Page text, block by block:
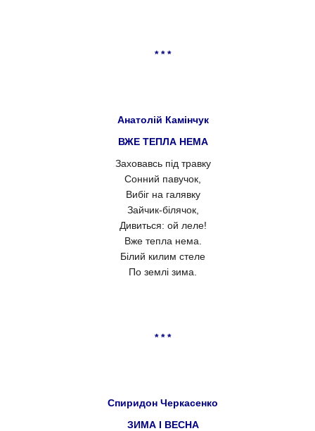
* * *
Анатолій Камінчук
ВЖЕ ТЕПЛА НЕМА
Заховавсь під травку
Сонний павучок,
Вибіг на галявку
Зайчик-білячок,
Дивиться: ой леле!
Вже тепла нема.
Білий килим стеле
По землі зима.
* * *
Спиридон Черкасенко
ЗИМА І ВЕСНА